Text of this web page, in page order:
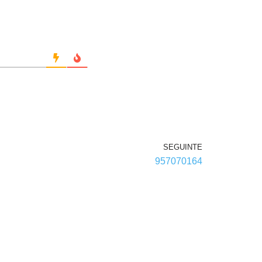
SEGUINTE
957070164